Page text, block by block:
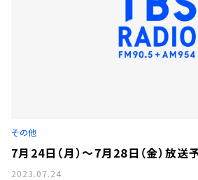
その他
7月24日（月）～7月28日（金）放送
2023.07.24